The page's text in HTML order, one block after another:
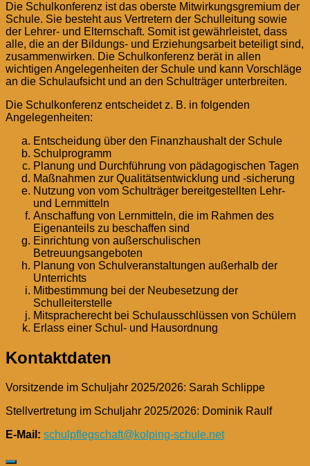
Die Schulkonferenz ist das oberste Mitwirkungsgremium der
Schule. Sie besteht aus Vertretern der Schulleitung sowie
der Lehrer- und Elternschaft. Somit ist gewährleistet, dass
alle, die an der Bildungs- und Erziehungsarbeit beteiligt sind,
zusammenwirken. Die Schulkonferenz berät in allen
wichtigen Angelegenheiten der Schule und kann Vorschläge
an die Schulaufsicht und an den Schulträger unterbreiten.
Die Schulkonferenz entscheidet z. B. in folgenden
Angelegenheiten:
Entscheidung über den Finanzhaushalt der Schule
Schulprogramm
Planung und Durchführung von pädagogischen Tagen
Maßnahmen zur Qualitätsentwicklung und -sicherung
Nutzung von vom Schulträger bereitgestellten Lehr-
und Lernmitteln
Anschaffung von Lernmitteln, die im Rahmen des
Eigenanteils zu beschaffen sind
Einrichtung von außerschulischen
Betreuungsangeboten
Planung von Schulveranstaltungen außerhalb der
Unterrichts
Mitbestimmung bei der Neubesetzung der
Schulleiterstelle
Mitspracherecht bei Schulausschlüssen von Schülern
Erlass einer Schul- und Hausordnung
Kontaktdaten
Vorsitzende im Schuljahr 2025/2026: Sarah Schlippe
Stellvertretung im Schuljahr 2025/2026: Dominik Raulf
E-Mail: schulpflegschaft@kolping-schule.net